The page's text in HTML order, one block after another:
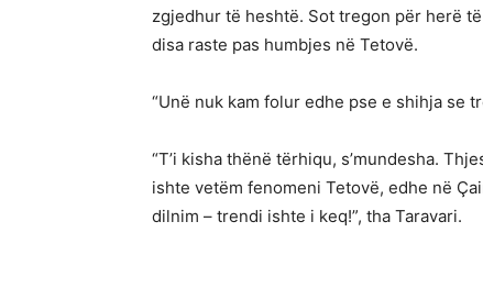
zgjedhur të heshtë. Sot tregon për herë
disa raste pas humbjes në Tetovë.
“Unë nuk kam folur edhe pse e shihja se
“T’i kisha thënë tërhiqu, s’mundesha.
ishte vetëm fenomeni Tetovë, edhe në
dilnim – trendi ishte i keq!”, tha Taravari.